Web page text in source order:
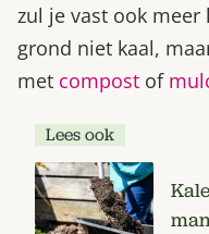
zul je vast ook
grond niet kaal,
met compost of
Lees ook